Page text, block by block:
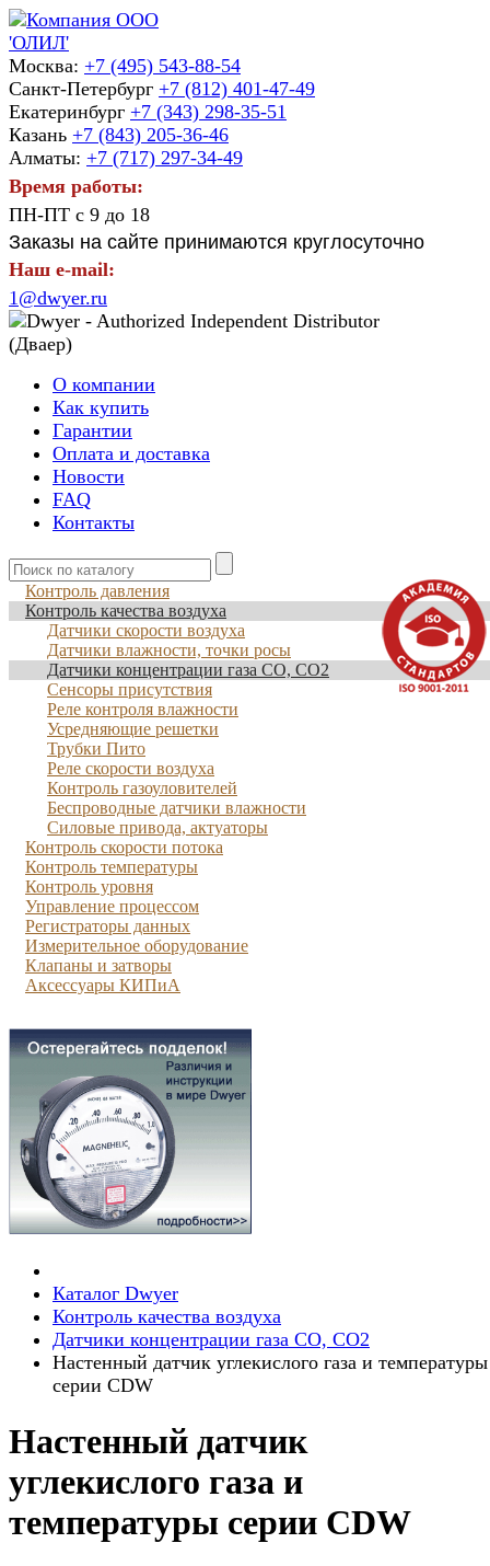
Москва: +7 (495) 543-88-54
Санкт-Петербург +7 (812) 401-47-49
Екатеринбург +7 (343) 298-35-51
Казань +7 (843) 205-36-46
Алматы: +7 (717) 297-34-49
Время работы:
ПН-ПТ с 9 до 18
Заказы на сайте принимаются круглосуточно
Наш e-mail:
1@dwyer.ru
О компании
Как купить
Гарантии
Оплата и доставка
Новости
FAQ
Контакты
Контроль давления
Контроль качества воздуха
Датчики скорости воздуха
Датчики влажности, точки росы
Датчики концентрации газа CO, CO2
Сенсоры присутствия
Реле контроля влажности
Усредняющие решетки
Трубки Пито
Реле скорости воздуха
Контроль газоуловителей
Беспроводные датчики влажности
Силовые привода, актуаторы
Контроль скорости потока
Контроль температуры
Контроль уровня
Управление процессом
Регистраторы данных
Измерительное оборудование
Клапаны и затворы
Аксессуары КИПиА
Каталог Dwyer
Контроль качества воздуха
Датчики концентрации газа CO, CO2
Настенный датчик углекислого газа и температуры
серии CDW
Настенный датчик
углекислого газа и
температуры серии CDW